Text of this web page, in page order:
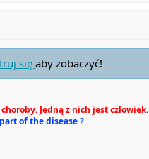
sięaby zobaczyć!
Jedną z nich jest człowiek.
of the disease ?